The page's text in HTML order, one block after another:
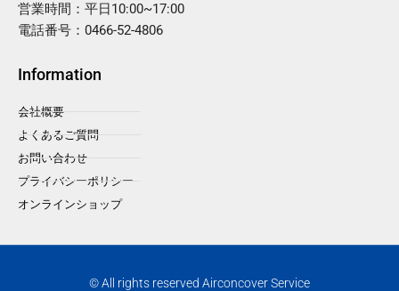
営業時間：平日10:00~17:00
電話番号：0466-52-4806
Information
会社概要
よくあるご質問
お問い合わせ
プライバシーポリシー
オンラインショップ
© All rights reserved Airconcover Service